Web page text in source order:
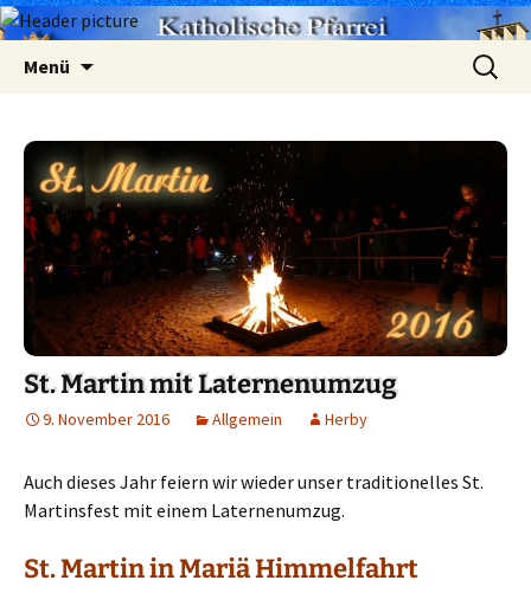
Menü
Suchen
nach:
St. Martin mit Laternenumzug
9. November 2016 Allgemein Herby
Auch dieses Jahr feiern wir wieder unser traditionelles St.
Martinsfest mit einem Laternenumzug.
St. Martin in Mariä Himmelfahrt